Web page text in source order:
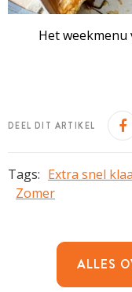
Het
DEEL DIT ARTIKEL
Tags: Extra snel
Zomer
ALLES